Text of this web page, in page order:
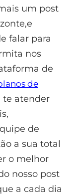
um post
falar para
nos
de
de
te atender
de
a sua total
o melhor
nosso post
a cada dia